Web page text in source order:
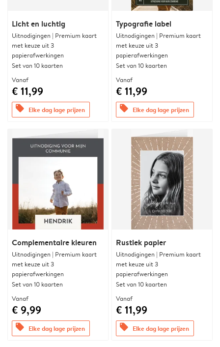
Licht en luchtig
Uitnodigingen | Premium kaart
met keuze uit 3
papierafwerkingen
Set van 10 kaarten
Vanaf
€ 11,99
offers Elke dag lage prijzen
Typografie label
Uitnodigingen | Premium kaart
met keuze uit 3
papierafwerkingen
Set van 10 kaarten
Vanaf
€ 11,99
offers Elke dag lage prijzen
Complementaire kleuren
Uitnodigingen | Premium kaart
met keuze uit 3
papierafwerkingen
Set van 10 kaarten
Vanaf
€ 9,99
offers Elke dag lage prijzen
Rustiek papier
Uitnodigingen | Premium kaart
met keuze uit 3
papierafwerkingen
Set van 10 kaarten
Vanaf
€ 11,99
offers Elke dag lage prijzen